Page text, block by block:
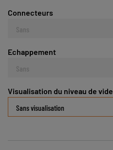
Connecteurs
Sans
Echappement
Sans
Visualisation du niveau de vide
Sans visualisation